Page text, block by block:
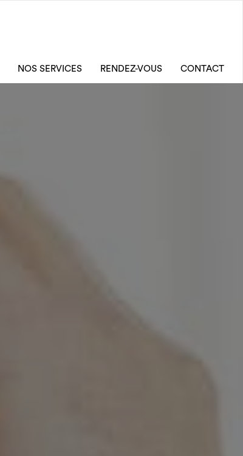
NOS SERVICES RENDEZ-VOUS CONTACT